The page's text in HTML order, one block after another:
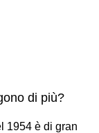
di più?
1954 è di gran